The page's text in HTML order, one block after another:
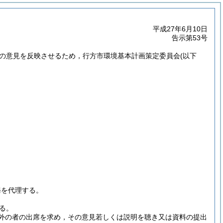
平成27年6月10日
告示第53号
意見を反映させるため，行方市環境基本計画策定委員会(以下
代理する。
。
者の出席を求め，その意見若しくは説明を聴き又は資料の提出